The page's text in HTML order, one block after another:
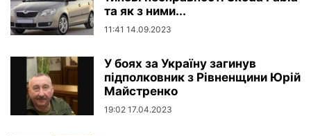
та як з ними...
11:41 14.09.2023
У боях за Україну загинув
підполковник з Рівненщини Юрій
Майстренко
19:02 17.04.2023